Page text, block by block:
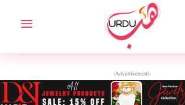
-Advertisement-